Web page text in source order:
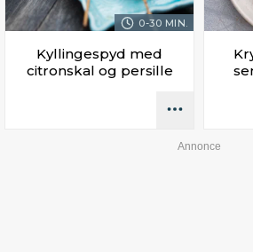
0-30 MIN.
Kyllingespyd med
citronskal og persille